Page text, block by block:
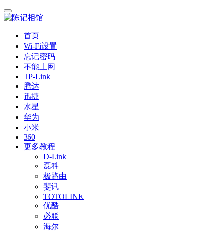
首页
Wi-Fi设置
忘记密码
不能上网
TP-Link
腾达
迅捷
水星
华为
小米
360
更多教程
D-Link
磊科
极路由
斐讯
TOTOLINK
优酷
必联
海尔